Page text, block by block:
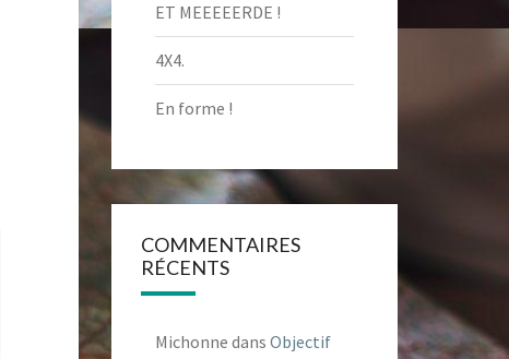
ET MEEEEERDE !
4X4.
En forme !
COMMENTAIRES
RÉCENTS
Michonne dans Objectif